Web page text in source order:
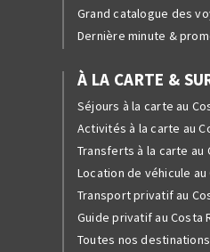
Grand catalogue des
Dernière minute &
À LA CARTE &
Séjours à la carte au
Activités à la carte au
Transferts à la carte au
Location de véhicule au
Transport privatif au
Guide privatif au Costa
Toutes nos